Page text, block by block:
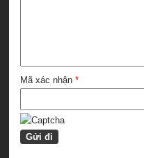
Mã xác nhận *